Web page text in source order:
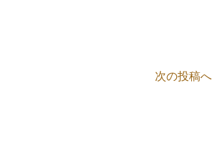
次の投稿へ